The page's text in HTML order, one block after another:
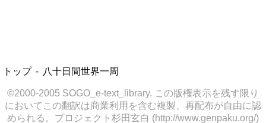
トップ 八十日間世界一周
©2000-2005 SOGO_e-text_library. この版権表示を残す限り
においてこの翻訳は商業利用を含む複製、再配布が自由に認
められる。プロジェクト杉田玄白 (http://www.genpaku.org/)